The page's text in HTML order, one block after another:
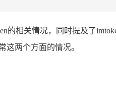
的相关情况，同时提及了
这两个方面的情况。